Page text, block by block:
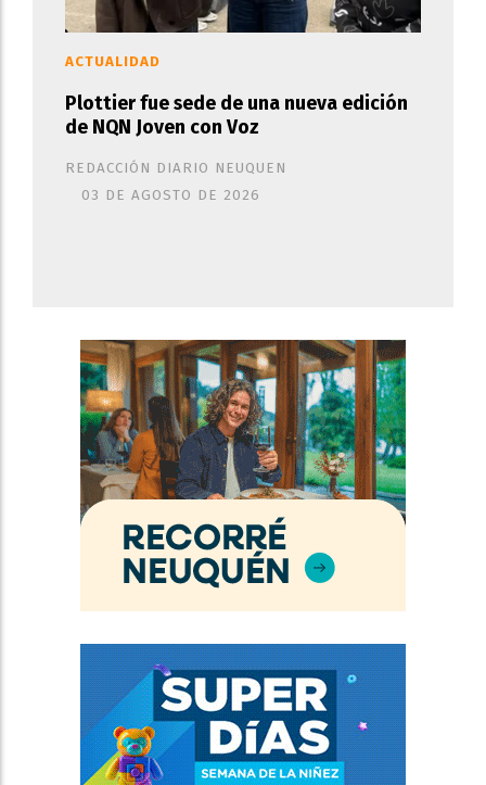
Plottier fue sede de una nueva edición
de NQN Joven con Voz
REDACCIÓN DIARIO NEUQUEN
ACTUALIDAD
03 DE AGOSTO DE 2026